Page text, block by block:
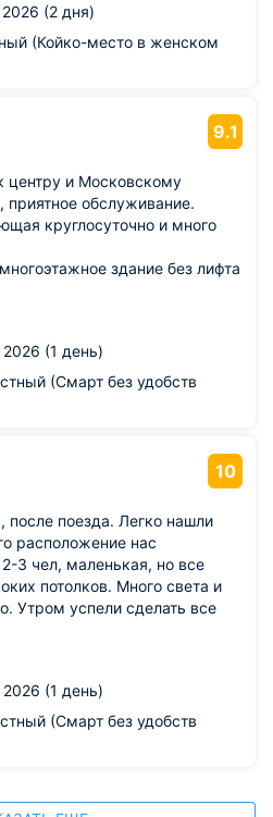
(2 дня)
(Койко-место в женском
9.1
центру и Московскому
приятное обслуживание.
круглосуточно и много
здание без лифта
на 4 или 5 этаже.
(1 день)
(Смарт без удобств
10
поезда. Легко нашли
расположение нас
3 чел, маленькая, но все
потолков. Много света и
Утром успели сделать все
утром поедем в Москву.
кулера, пришлось ходить
лесенке. Для молодежи это
возраста не просто
(1 день)
(Смарт без удобств